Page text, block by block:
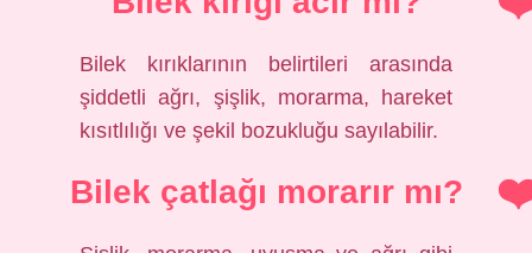
Bilek kırıklarının belirtileri arasında
şiddetli ağrı, şişlik, morarma, hareket
kısıtlılığı ve şekil bozukluğu sayılabilir.
Bilek çatlağı morarır mı?